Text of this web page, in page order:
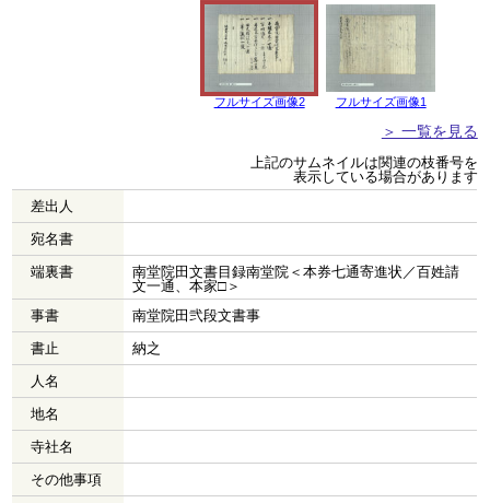
フルサイズ画像2 フルサイズ画像1
＞ 一覧を見る
上記のサムネイルは関連の枝番号を
表示している場合があります
差出人
宛名書
端裏書
南堂院田文書目録南堂院＜本券七通寄進状／百姓請
文一通、本家□＞
事書
南堂院田弐段文書事
書止
納之
人名
地名
寺社名
その他事項